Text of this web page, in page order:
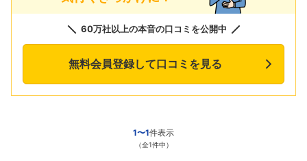
60万社以上の本音の口コミを公開中
無料会員登録して口コミを見る
1〜1件表示
（全1件中）